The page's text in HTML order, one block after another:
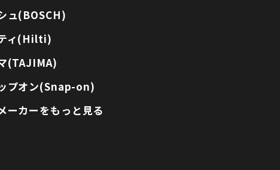
ュ(BOSCH)
ィ(Hilti)
(TAJIMA)
プオン(Snap-on)
ーカーをもっと見る